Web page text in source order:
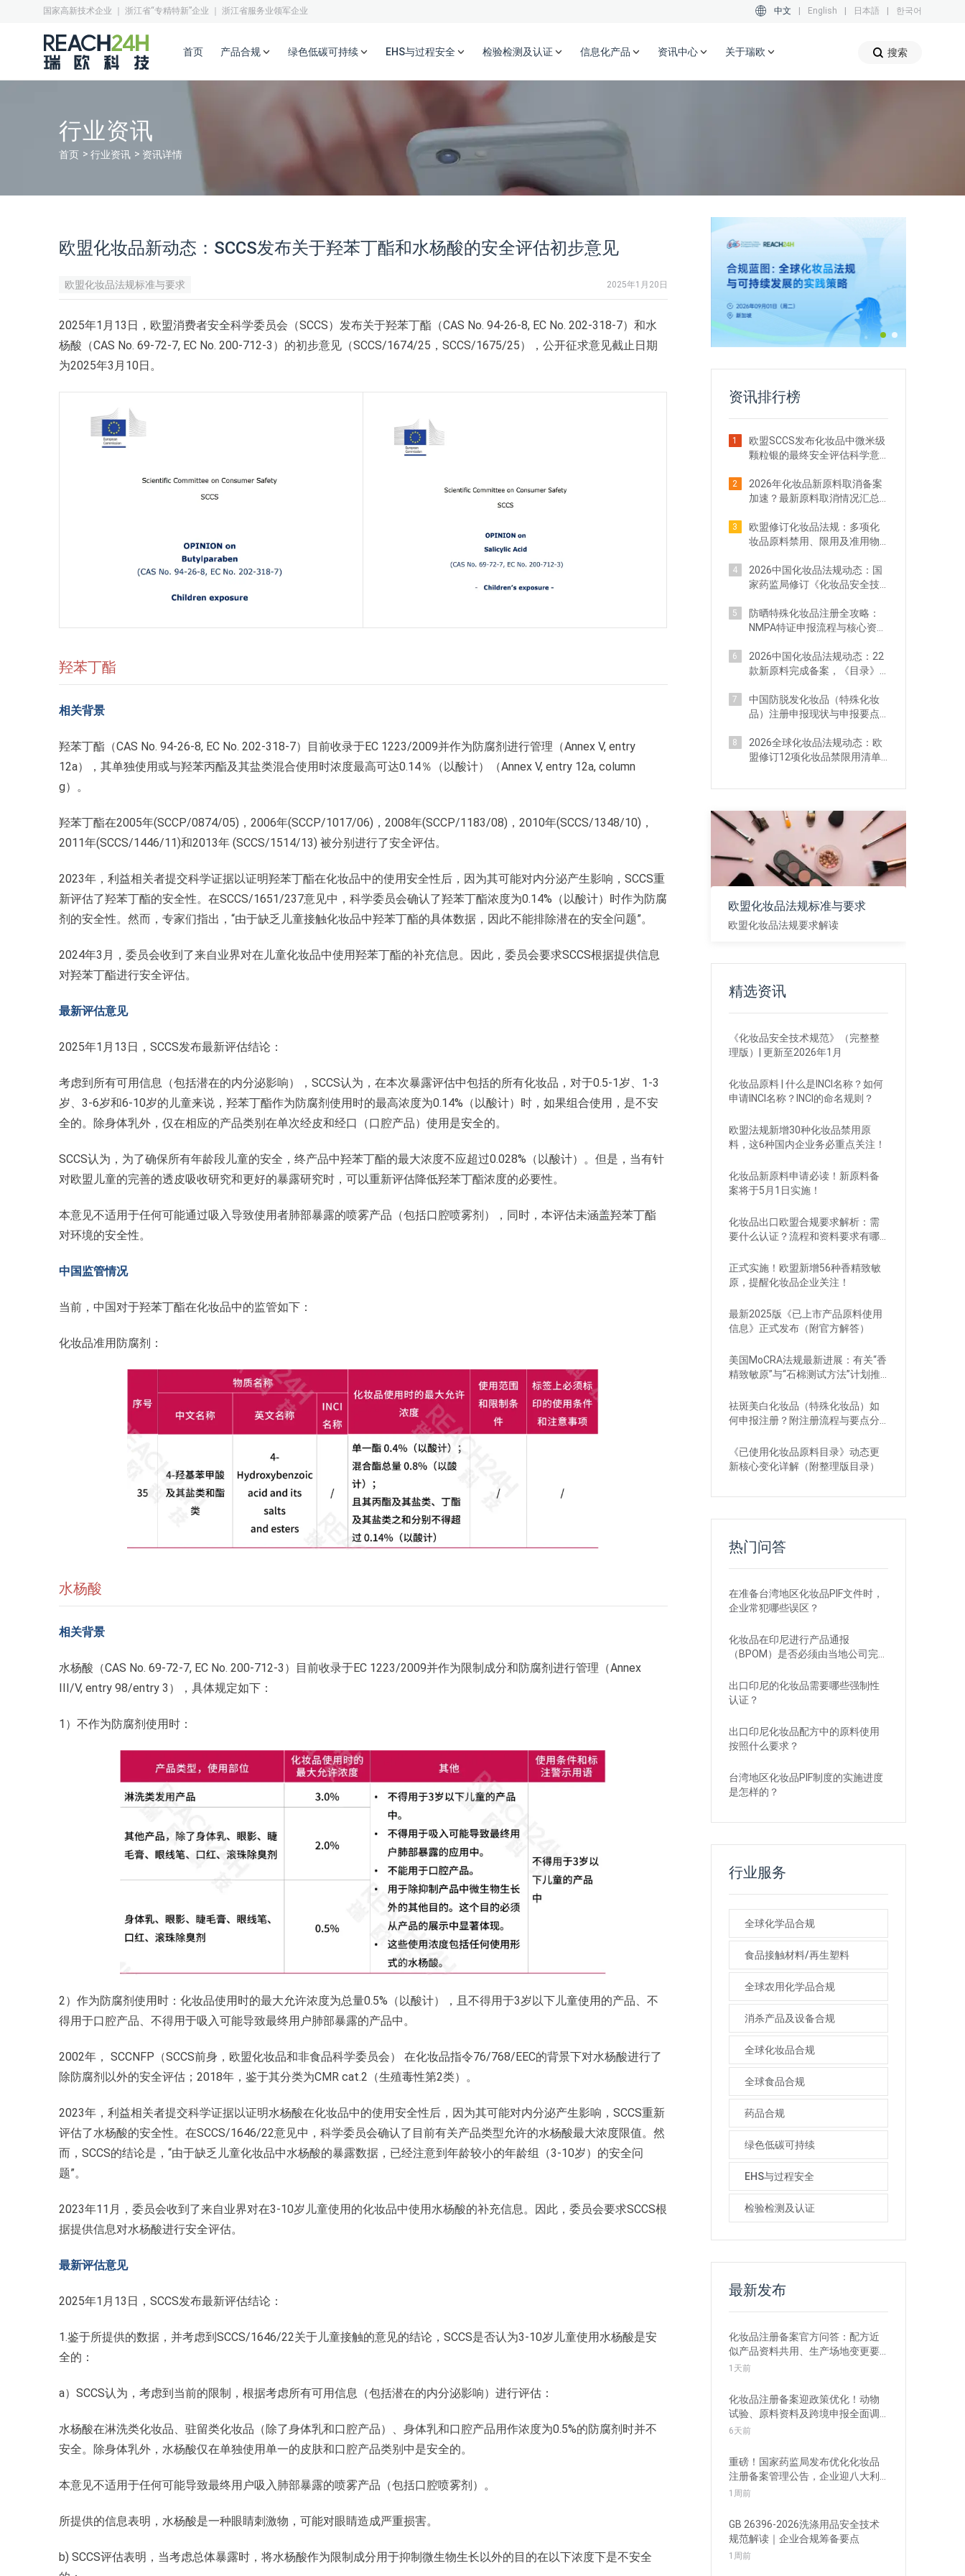
国家高新技术企业 ｜ 浙江省“专精特新”企业 ｜ 浙江省服务业领军企业 中文 English 日本語 한국어
首页 产品合规 绿色低碳可持续 EHS与过程安全 检验检测及认证 信息化产品 资讯中心 关于瑞欧 搜索
行业资讯
首页 行业资讯 资讯详情
欧盟化妆品新动态：SCCS发布关于羟苯丁酯和水杨酸的安全评估初步意见
欧盟化妆品法规标准与要求 2025年1月20日
2025年1月13日，欧盟消费者安全科学委员会（SCCS）发布关于羟苯丁酯（CAS No. 94-26-8, EC No. 202-318-7）和水
杨酸（CAS No. 69-72-7, EC No. 200-712-3）的初步意见（SCCS/1674/25，SCCS/1675/25），公开征求意见截止日期
为2025年3月10日。
羟苯丁酯
相关背景
羟苯丁酯（CAS No. 94-26-8, EC No. 202-318-7）目前收录于EC 1223/2009并作为防腐剂进行管理（Annex V, entry
12a），其单独使用或与羟苯丙酯及其盐类混合使用时浓度最高可达0.14％（以酸计）（Annex V, entry 12a, column
g）。
羟苯丁酯在2005年(SCCP/0874/05)，2006年(SCCP/1017/06)，2008年(SCCP/1183/08)，2010年(SCCS/1348/10)，
2011年(SCCS/1446/11)和2013年 (SCCS/1514/13) 被分别进行了安全评估。
2023年，利益相关者提交科学证据以证明羟苯丁酯在化妆品中的使用安全性后，因为其可能对内分泌产生影响，SCCS重
新评估了羟苯丁酯的安全性。在SCCS/1651/237意见中，科学委员会确认了羟苯丁酯浓度为0.14%（以酸计）时作为防腐
剂的安全性。然而，专家们指出，“由于缺乏儿童接触化妆品中羟苯丁酯的具体数据，因此不能排除潜在的安全问题”。
2024年3月，委员会收到了来自业界对在儿童化妆品中使用羟苯丁酯的补充信息。因此，委员会要求SCCS根据提供信息
对羟苯丁酯进行安全评估。
最新评估意见
2025年1月13日，SCCS发布最新评估结论：
考虑到所有可用信息（包括潜在的内分泌影响），SCCS认为，在本次暴露评估中包括的所有化妆品，对于0.5-1岁、1-3
岁、3-6岁和6-10岁的儿童来说，羟苯丁酯作为防腐剂使用时的最高浓度为0.14%（以酸计）时，如果组合使用，是不安
全的。除身体乳外，仅在相应的产品类别在单次经皮和经口（口腔产品）使用是安全的。
SCCS认为，为了确保所有年龄段儿童的安全，终产品中羟苯丁酯的最大浓度不应超过0.028%（以酸计）。但是，当有针
对欧盟儿童的完善的透皮吸收研究和更好的暴露研究时，可以重新评估降低羟苯丁酯浓度的必要性。
本意见不适用于任何可能通过吸入导致使用者肺部暴露的喷雾产品（包括口腔喷雾剂），同时，本评估未涵盖羟苯丁酯
对环境的安全性。
中国监管情况
当前，中国对于羟苯丁酯在化妆品中的监管如下：
化妆品准用防腐剂：
水杨酸
相关背景
水杨酸（CAS No. 69-72-7, EC No. 200-712-3）目前收录于EC 1223/2009并作为限制成分和防腐剂进行管理（Annex
III/V, entry 98/entry 3），具体规定如下：
1）不作为防腐剂使用时：
2）作为防腐剂使用时：化妆品使用时的最大允许浓度为总量0.5%（以酸计），且不得用于3岁以下儿童使用的产品、不
得用于口腔产品、不得用于吸入可能导致最终用户肺部暴露的产品中。
2002年， SCCNFP（SCCS前身，欧盟化妆品和非食品科学委员会） 在化妆品指令76/768/EEC的背景下对水杨酸进行了
除防腐剂以外的安全评估；2018年，鉴于其分类为CMR cat.2（生殖毒性第2类）。
2023年，利益相关者提交科学证据以证明水杨酸在化妆品中的使用安全性后，因为其可能对内分泌产生影响，SCCS重新
评估了水杨酸的安全性。在SCCS/1646/22意见中，科学委员会确认了目前有关产品类型允许的水杨酸最大浓度限值。然
而，SCCS的结论是，“由于缺乏儿童化妆品中水杨酸的暴露数据，已经注意到年龄较小的年龄组（3-10岁）的安全问
题”。
2023年11月，委员会收到了来自业界对在3-10岁儿童使用的化妆品中使用水杨酸的补充信息。因此，委员会要求SCCS根
据提供信息对水杨酸进行安全评估。
最新评估意见
2025年1月13日，SCCS发布最新评估结论：
1.鉴于所提供的数据，并考虑到SCCS/1646/22关于儿童接触的意见的结论，SCCS是否认为3-10岁儿童使用水杨酸是安
全的：
a）SCCS认为，考虑到当前的限制，根据考虑所有可用信息（包括潜在的内分泌影响）进行评估：
水杨酸在淋洗类化妆品、驻留类化妆品（除了身体乳和口腔产品）、身体乳和口腔产品用作浓度为0.5%的防腐剂时并不
安全。除身体乳外，水杨酸仅在单独使用单一的皮肤和口腔产品类别中是安全的。
本意见不适用于任何可能导致最终用户吸入肺部暴露的喷雾产品（包括口腔喷雾剂）。
所提供的信息表明，水杨酸是一种眼睛刺激物，可能对眼睛造成严重损害。
b) SCCS评估表明，当考虑总体暴露时，将水杨酸作为限制成分用于抑制微生物生长以外的目的在以下浓度下是不安全
资讯排行榜
1
欧盟SCCS发布化妆品中微米级
颗粒银的最终安全评估科学意
2
2026年化妆品新原料取消备案
加速？最新原料取消情况汇总
3
欧盟修订化妆品法规：多项化
妆品原料禁用、限用及准用物
4
2026中国化妆品法规动态：国
家药监局修订《化妆品安全技
5
防晒特殊化妆品注册全攻略：
NMPA特证申报流程与核心资料
6
2026中国化妆品法规动态：22
款新原料完成备案，《目录》
7
中国防脱发化妆品（特殊化妆
品）注册申报现状与申报要点
8
2026全球化妆品法规动态：欧
盟修订12项化妆品禁限用清单
欧盟化妆品法规标准与要求
欧盟化妆品法规要求解读
精选资讯
《化妆品安全技术规范》（完整整
理版）| 更新至2026年1月
化妆品原料 | 什么是INCI名称？如何
申请INCI名称？INCI的命名规则？
欧盟法规新增30种化妆品禁用原
料，这6种国内企业务必重点关注！
化妆品新原料申请必读！新原料备
案将于5月1日实施！
化妆品出口欧盟合规要求解析：需
要什么认证？流程和资料要求有哪
正式实施！欧盟新增56种香精致敏
原，提醒化妆品企业关注！
最新2025版《已上市产品原料使用
信息》正式发布（附官方解答）
美国MoCRA法规最新进展：有关“香
精致敏原”与“石棉测试方法”计划推
祛斑美白化妆品（特殊化妆品）如
何申报注册？附注册流程与要点分
《已使用化妆品原料目录》动态更
新核心变化详解（附整理版目录）
热门问答
在准备台湾地区化妆品PIF文件时，
企业常犯哪些误区？
化妆品在印尼进行产品通报
（BPOM）是否必须由当地公司完
出口印尼的化妆品需要哪些强制性
认证？
出口印尼化妆品配方中的原料使用
按照什么要求？
台湾地区化妆品PIF制度的实施进度
是怎样的？
行业服务
全球化学品合规
食品接触材料/再生塑料
全球农用化学品合规
消杀产品及设备合规
全球化妆品合规
全球食品合规
药品合规
绿色低碳可持续
EHS与过程安全
检验检测及认证
最新发布
化妆品注册备案官方问答：配方近
似产品资料共用、生产场地变更要
点解读
1天前
化妆品注册备案迎政策优化！动物
试验、原料资料及跨境申报全面调
整
6天前
重磅！国家药监局发布优化化妆品
注册备案管理公告，企业迎八大利
好
1周前
GB 26396-2026洗涤用品安全技术
规范解读｜企业合规筹备要点
1周前